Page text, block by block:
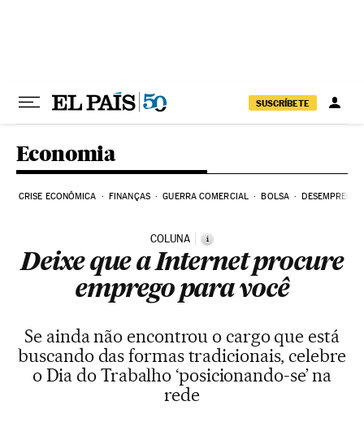
SUSCRÍBETE
Economia
CRISE ECONÔMICA FINANÇAS GUERRA COMERCIAL BOLSA DESEMPREGO
COLUNA i
Deixe que a Internet procure
emprego para você
Se ainda não encontrou o cargo que está
buscando das formas tradicionais, celebre
o Dia do Trabalho ‘posicionando-se’ na
rede